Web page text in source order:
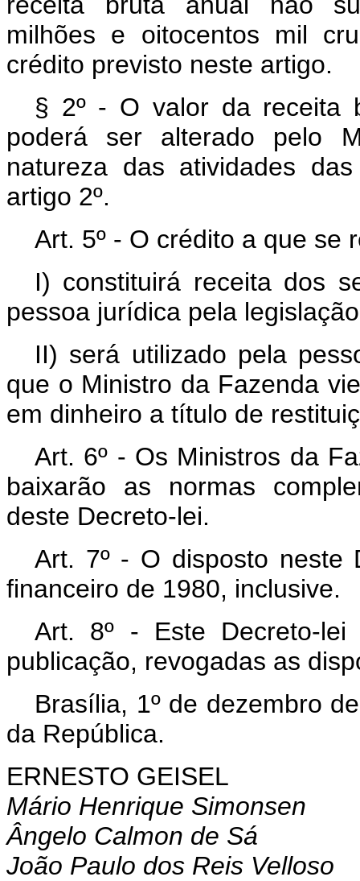
milhões e oitocentos mil
crédito previsto neste artigo.
§ 2º - O valor da receita
poderá ser alterado pelo
natureza das atividades
artigo 2º.
Art. 5º - O crédito a que se
I) constituirá receita dos
pessoa jurídica pela
II) será utilizado pela
que o Ministro da Fazenda
em dinheiro a título de
Art. 6º - Os Ministros da
baixarão as normas
deste Decreto-lei.
Art. 7º - O disposto neste
financeiro de 1980, inclusive.
Art. 8º - Este Decreto-
publicação, revogadas as
Brasília, 1º de dezembro
da República.
ERNESTO GEISEL
Mário Henrique Simonsen
Ângelo Calmon de Sá
João Paulo dos Reis Velloso